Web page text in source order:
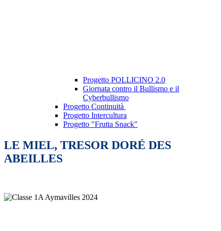
Progetto POLLICINO 2.0
Giornata contro il Bullismo e il
Cyberbullismo
Progetto Continuità
Progetto Intercultura
Progetto "Frutta Snack"
LE MIEL, TRESOR DORÉ DES
ABEILLES